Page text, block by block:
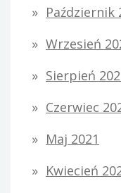
Październik
Wrzesień
Sierpień
Czerwiec
Maj 2021
Kwiecień